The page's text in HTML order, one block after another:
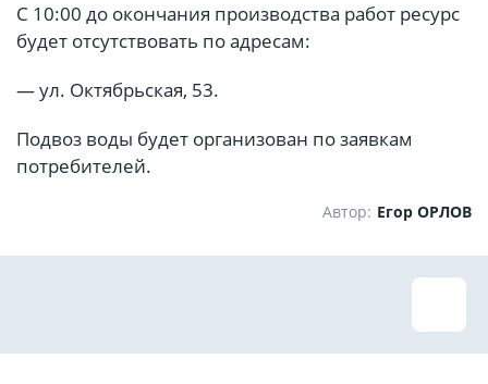
С 10:00 до окончания производства работ ресурс
будет отсутствовать по адресам:
— ул. Октябрьская, 53.
Подвоз воды будет организован по заявкам
потребителей.
Автор: Егор ОРЛОВ